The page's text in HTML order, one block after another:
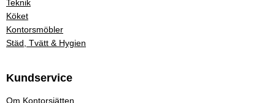
Teknik
Köket
Kontorsmöbler
Städ, Tvätt & Hygien
Kundservice
Om Kontorsjätten